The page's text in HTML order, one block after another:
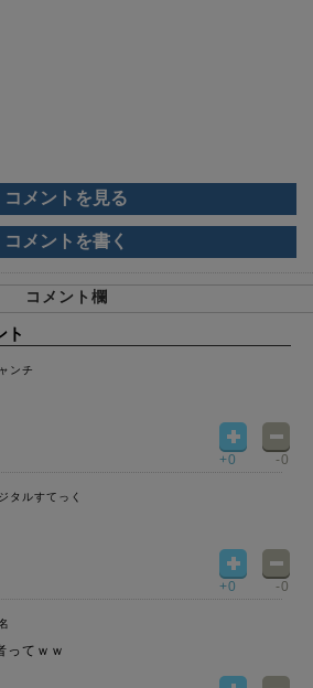
コメントを見る
コメントを書く
コメント欄
ト
ンチ
+0 -0
タルすてっく
+0 -0
ってｗｗ